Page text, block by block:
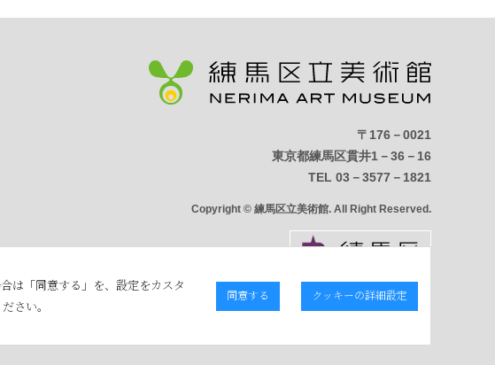
〒176－0021
東京都練馬区貫井1－36－16
TEL 03－3577－1821
Copyright © 練馬区立美術館. All Right Reserved.
は「同意する」を、設定をカスタ
さい。
同意する クッキーの詳細設定